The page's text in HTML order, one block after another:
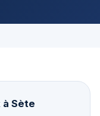
Sète